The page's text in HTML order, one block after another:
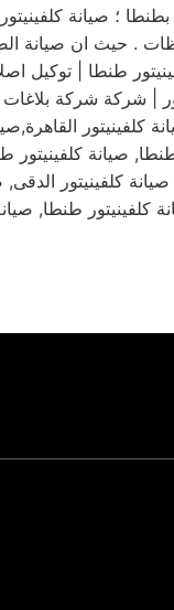
؛ صيانة
طنطا | توكيل
صيانة
كلفينيتور